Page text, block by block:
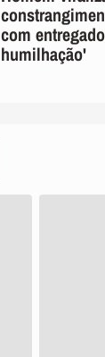
com
humilhação'